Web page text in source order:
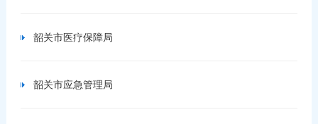
韶关市医疗保障局
韶关市应急管理局